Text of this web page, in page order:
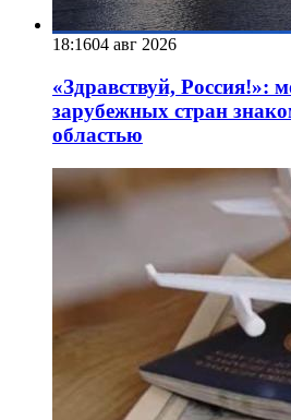
18:1604 авг 2026
«Здравствуй, Россия!»:
зарубежных стран
областью